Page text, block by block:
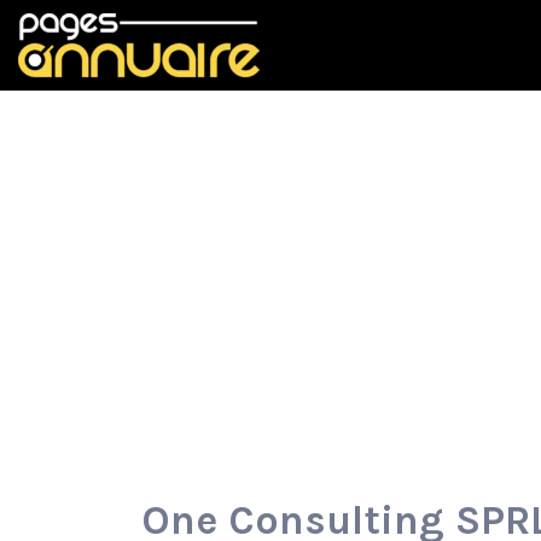
Rechercher:
One Consulting